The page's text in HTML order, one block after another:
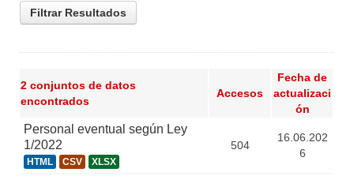
Filtrar Resultados
2 conjuntos de datos
encontrados
Accesos
Fecha de
actualizaci
ón
Personal eventual según Ley
1/2022
HTML CSV XLSX
504
16.06.202
6